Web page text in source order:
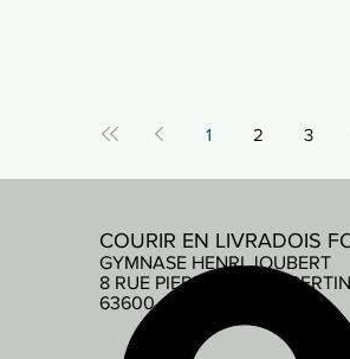
1 2 3
COURIR EN LIVRADOIS
GYMNASE HENRI JOUBERT
8 RUE PIERRE DE COUBERTIN
63600 AMBERT